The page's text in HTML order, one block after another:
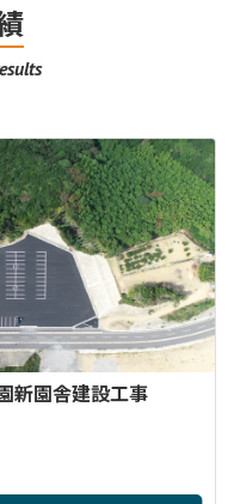
新園舎建設工事